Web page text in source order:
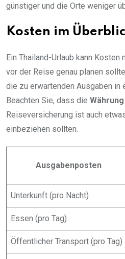
günstiger und die Orte weniger
Kosten im
Ein Thailand-Urlaub kann Kosten
vor der Reise genau planen
die zu erwartenden Ausgaben in
Beachten Sie, dass die
Reiseversicherung ist auch
einbeziehen sollten.
Ausgabenposten
Unterkunft (pro Nacht)
Essen (pro Tag)
Öffentlicher Transport (pro Tag)